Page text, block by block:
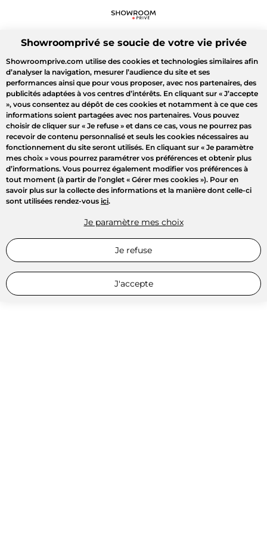
Showroomprivé se soucie de votre vie privée
Showroomprive.com utilise des cookies et technologies similaires afin
d’analyser la navigation, mesurer l’audience du site et ses
performances ainsi que pour vous proposer, avec nos partenaires, des
publicités adaptées à vos centres d’intérêts. En cliquant sur « J’accepte
», vous consentez au dépôt de ces cookies et notamment à ce que ces
informations soient partagées avec nos partenaires. Vous pouvez
choisir de cliquer sur « Je refuse » et dans ce cas, vous ne pourrez pas
recevoir de contenu personnalisé et seuls les cookies nécessaires au
fonctionnement du site seront utilisés. En cliquant sur « Je paramètre
mes choix » vous pourrez paramétrer vos préférences et obtenir plus
d’informations. Vous pourrez également modifier vos préférences à
tout moment (à partir de l’onglet « Gérer mes cookies »). Pour en
savoir plus sur la collecte des informations et la manière dont celle-ci
sont utilisées rendez-vous ici.
Je paramètre mes choix
Je refuse
J'accepte